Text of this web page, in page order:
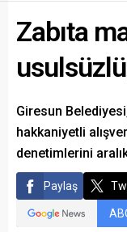
Zabıta
Giresun
hakkaniyetli
denetimlerini
Paylaş